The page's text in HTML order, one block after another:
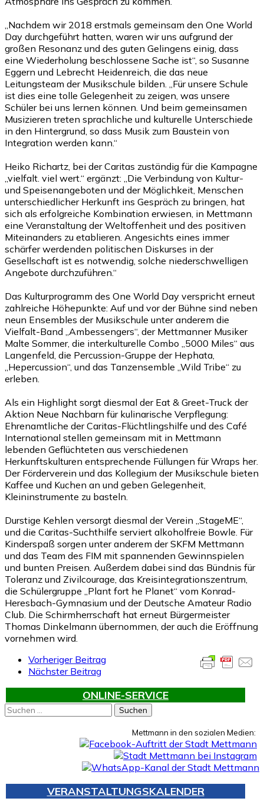
„Nachdem wir 2018 erstmals gemeinsam den One World
Day durchgeführt hatten, waren wir uns aufgrund der
großen Resonanz und des guten Gelingens einig, dass
eine Wiederholung beschlossene Sache ist“, so Susanne
Eggern und Lebrecht Heidenreich, die das neue
Leitungsteam der Musikschule bilden. „Für unsere Schule
ist dies eine tolle Gelegenheit zu zeigen, was unsere
Schüler bei uns lernen können. Und beim gemeinsamen
Musizieren treten sprachliche und kulturelle Unterschiede
in den Hintergrund, so dass Musik zum Baustein von
Integration werden kann.“
Heiko Richartz, bei der Caritas zuständig für die Kampagne
„vielfalt. viel wert.“ ergänzt: „Die Verbindung von Kultur-
und Speisenangeboten und der Möglichkeit, Menschen
unterschiedlicher Herkunft ins Gespräch zu bringen, hat
sich als erfolgreiche Kombination erwiesen, in Mettmann
eine Veranstaltung der Weltoffenheit und des positiven
Miteinanders zu etablieren. Angesichts eines immer
schärfer werdenden politischen Diskurses in der
Gesellschaft ist es notwendig, solche niederschwelligen
Angebote durchzuführen.“
Das Kulturprogramm des One World Day verspricht erneut
zahlreiche Höhepunkte: Auf und vor der Bühne sind neben
neun Ensembles der Musikschule unter anderem die
Vielfalt-Band „Ambessengers“, der Mettmanner Musiker
Malte Sommer, die interkulturelle Combo „5000 Miles“ aus
Langenfeld, die Percussion-Gruppe der Hephata,
„Hepercussion“, und das Tanzensemble „Wild Tribe“ zu
erleben.
Als ein Highlight sorgt diesmal der Eat & Greet-Truck der
Aktion Neue Nachbarn für kulinarische Verpflegung:
Ehrenamtliche der Caritas-Flüchtlingshilfe und des Café
International stellen gemeinsam mit in Mettmann
lebenden Geflüchteten aus verschiedenen
Herkunftskulturen entsprechende Füllungen für Wraps her.
Der Förderverein und das Kollegium der Musikschule bieten
Kaffee und Kuchen an und geben Gelegenheit,
Kleininstrumente zu basteln.
Durstige Kehlen versorgt diesmal der Verein „StageME“,
und die Caritas-Suchthilfe serviert alkoholfreie Bowle. Für
Kinderspaß sorgen unter anderem der SKFM Mettmann
und das Team des FIM mit spannenden Gewinnspielen
und bunten Preisen. Außerdem dabei sind das Bündnis für
Toleranz und Zivilcourage, das Kreisintegrationszentrum,
die Schülergruppe „Plant fort he Planet“ vom Konrad-
Heresbach-Gymnasium und der Deutsche Amateur Radio
Club. Die Schirmherrschaft hat erneut Bürgermeister
Thomas Dinkelmann übernommen, der auch die Eröffnung
vornehmen wird.
Vorheriger Beitrag
Nächster Beitrag
ONLINE-SERVICE
Suchen
nach:
Mettmann in den sozialen Medien:
VERANSTALTUNGSKALENDER